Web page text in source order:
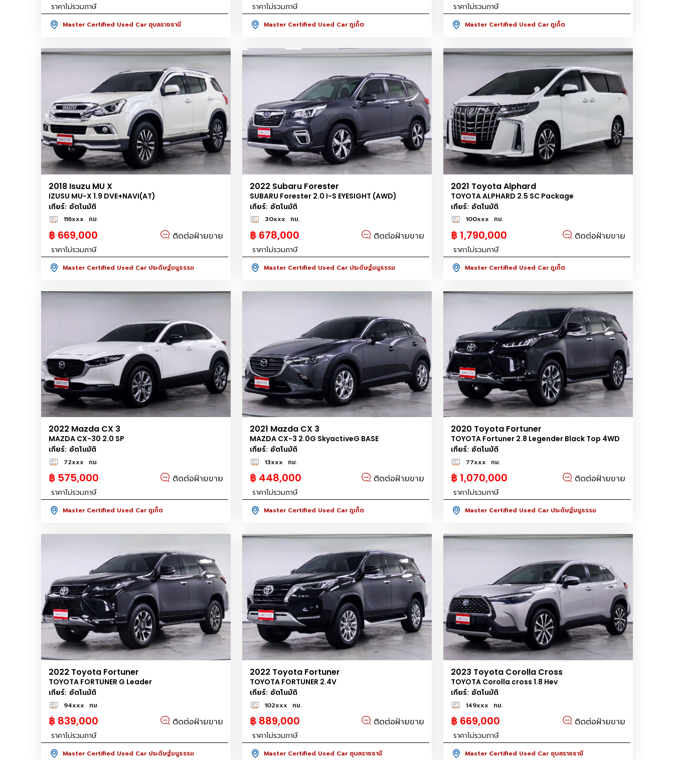
ราคาไม่รวมภาษี
Master Certified Used Car อุบลราชธานี
ราคาไม่รวมภาษี
Master Certified Used Car ภูเก็ต
ราคาไม่รวมภาษี
Master Certified Used Car ภูเก็ต
2018 Isuzu MU X
IZUSU MU-X 1.9 DVE+NAVI(AT)
เกียร์: อัตโนมัติ
116xxx กม.
฿ 669,000 ติดต่อฝ่ายขาย
ราคาไม่รวมภาษี
Master Certified Used Car ประดิษฐ์มนูธรรม
2022 Subaru Forester
SUBARU Forester 2.0 I-S EYESIGHT (AWD)
เกียร์: อัตโนมัติ
30xxx กม.
฿ 678,000 ติดต่อฝ่ายขาย
ราคาไม่รวมภาษี
Master Certified Used Car ประดิษฐ์มนูธรรม
2021 Toyota Alphard
TOYOTA ALPHARD 2.5 SC Package
เกียร์: อัตโนมัติ
100xxx กม.
฿ 1,790,000 ติดต่อฝ่ายขาย
ราคาไม่รวมภาษี
Master Certified Used Car ภูเก็ต
2022 Mazda CX 3
MAZDA CX-30 2.0 SP
เกียร์: อัตโนมัติ
72xxx กม.
฿ 575,000 ติดต่อฝ่ายขาย
ราคาไม่รวมภาษี
Master Certified Used Car ภูเก็ต
2021 Mazda CX 3
MAZDA CX-3 2.0G SkyactiveG BASE
เกียร์: อัตโนมัติ
13xxx กม.
฿ 448,000 ติดต่อฝ่ายขาย
ราคาไม่รวมภาษี
Master Certified Used Car ภูเก็ต
2020 Toyota Fortuner
TOYOTA Fortuner 2.8 Legender Black Top 4WD
เกียร์: อัตโนมัติ
77xxx กม.
฿ 1,070,000 ติดต่อฝ่ายขาย
ราคาไม่รวมภาษี
Master Certified Used Car ประดิษฐ์มนูธรรม
2022 Toyota Fortuner
TOYOTA FORTUNER G Leader
เกียร์: อัตโนมัติ
94xxx กม.
฿ 839,000 ติดต่อฝ่ายขาย
ราคาไม่รวมภาษี
Master Certified Used Car ประดิษฐ์มนูธรรม
2022 Toyota Fortuner
TOYOTA FORTUNER 2.4V
เกียร์: อัตโนมัติ
102xxx กม.
฿ 889,000 ติดต่อฝ่ายขาย
ราคาไม่รวมภาษี
Master Certified Used Car อุบลราชธานี
2023 Toyota Corolla Cross
TOYOTA Corolla cross 1.8 Hev
เกียร์: อัตโนมัติ
149xxx กม.
฿ 669,000 ติดต่อฝ่ายขาย
ราคาไม่รวมภาษี
Master Certified Used Car อุบลราชธานี